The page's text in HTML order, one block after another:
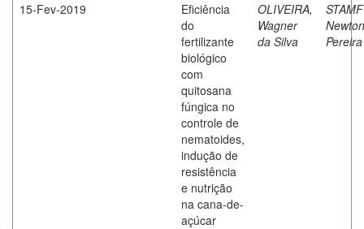
15-Fev-2019
Eficiência
do
fertilizante
biológico
com
quitosana
fúngica no
controle de
nematoides,
indução de
resistência
e nutrição
na cana-de-
açúcar
OLIVEIRA,
Wagner
da Silva
Newton
Pereira